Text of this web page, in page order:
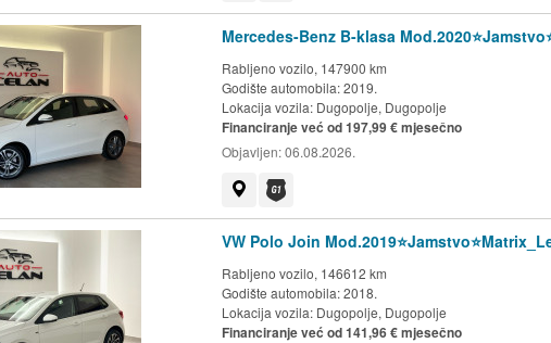
Mercedes-Benz B-klasa
Rabljeno vozilo, 147900 km
Godište automobila: 2019.
Lokacija vozila: Dugopolje, Dugopolje
Financiranje već od 197,99 € mjesečno
Objavljen:06.08.2026.
VW Polo Join
Rabljeno vozilo, 146612 km
Godište automobila: 2018.
Lokacija vozila: Dugopolje, Dugopolje
Financiranje već od 141,96 € mjesečno